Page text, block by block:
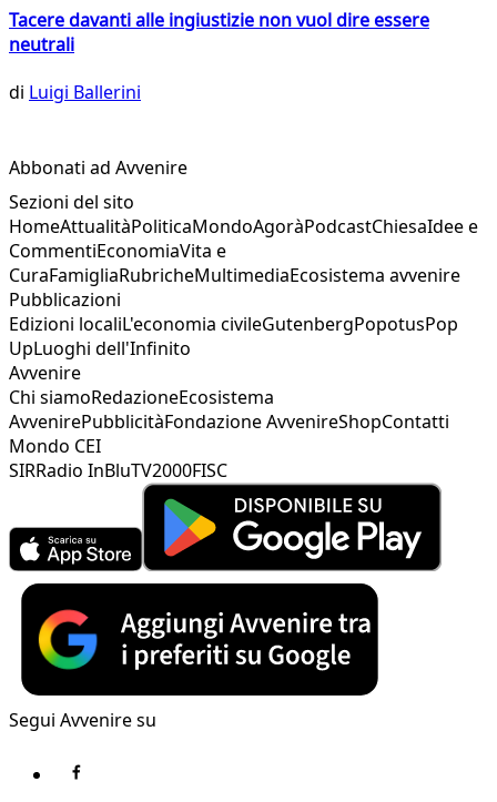
Tacere davanti alle ingiustizie non vuol dire essere
neutrali
di Luigi Ballerini
Abbonati ad Avvenire
Sezioni del sito
HomeAttualitàPoliticaMondoAgoràPodcastChiesaIdee e
CommentiEconomiaVita e
CuraFamigliaRubricheMultimediaEcosistema avvenire
Pubblicazioni
Edizioni localiL'economia civileGutenbergPopotusPop
UpLuoghi dell'Infinito
Avvenire
Chi siamoRedazioneEcosistema
AvvenirePubblicitàFondazione AvvenireShopContatti
Mondo CEI
SIRRadio InBluTV2000FISC
Segui Avvenire su